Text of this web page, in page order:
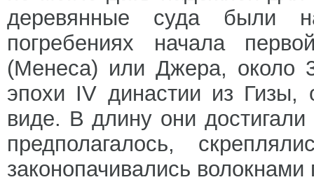
деревянные суда были
погребениях начала
(Менеса) или Джера, около
эпохи IV династии из
виде. В длину они
предполагалось,
законопачивались волокнами